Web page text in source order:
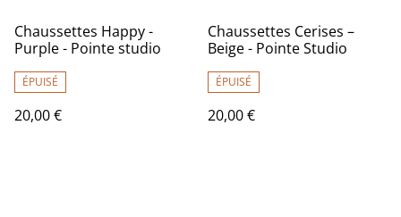
Chaussettes Happy -
Purple - Pointe studio
ÉPUISÉ
20,00 €
Chaussettes Cerises –
Beige - Pointe Studio
ÉPUISÉ
20,00 €